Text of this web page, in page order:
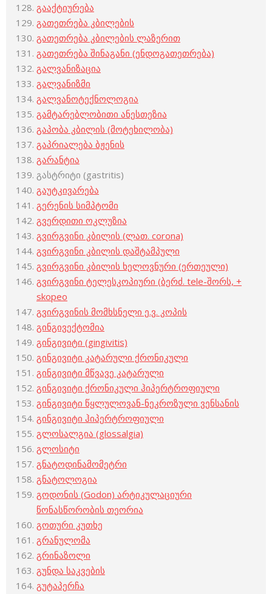
გააქტიურება
გათეთრება კბილების
გათეთრება კბილების ლაზერით
გათეთრება შინაგანი (ენდოგათეთრება)
გალვანიზაცია
გალვანიზმი
გალვანოტექნოლოგია
გამტარებლობითი ანესთეზია
გაპობა კბილის (მოტეხილობა)
გაპრიალება ბჟენის
გარანტია
გასტრიტი (gastritis)
გაუტკივარება
გერენის სიმპტომი
გვერდითი ოკლუზია
გვირგვინი კბილის (ლათ. corona)
გვირგვინი კბილის დაშტამპული
გვირგვინი კბილის ხელოვნური (ერთეული)
გვირგვინი ტელესკოპიური (ბერძ. tele-შორს, +
skopeo
გვირგვინის მომხსნელი ე.ვ. კოპის
გინგივექტომია
გინგივიტი (gingivitis)
გინგივიტი კატარული ქრონიკული
გინგივიტი მწვავე კატარული
გინგივიტი ქრონიკული ჰიპერტროფიული
გინგივიტი წყლულოვან-ნეკროზული ვენსანის
გინგივიტი ჰიპერტროფიული
გლოსალგია (glossalgia)
გლოსიტი
გნატოდინამომეტრი
გნატოლოგია
გოდონის (Godon) არტიკულაციური
წონასწორობის თეორია
გოთური კუთხე
გრანულომა
გრინაზოლი
გუნდა საკვების
გუტაპერჩა